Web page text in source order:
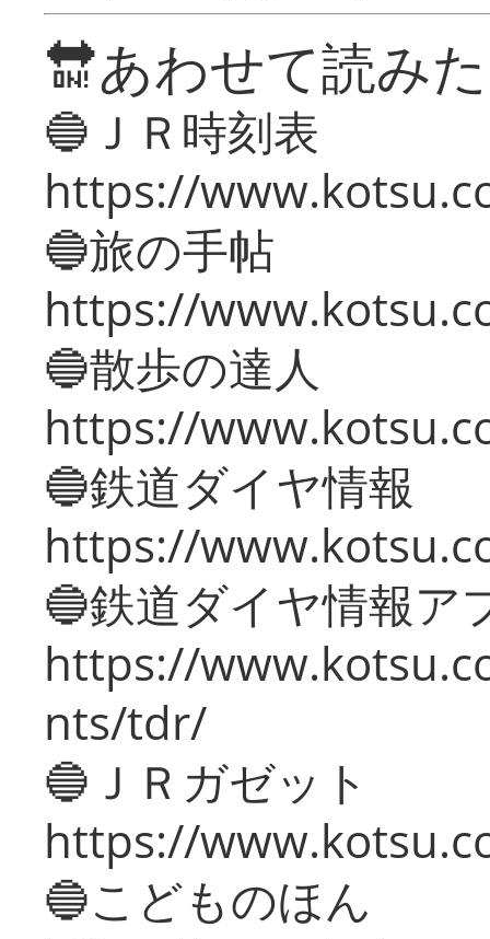
🔛あわせて読み
🔵ＪＲ時刻表
https://
🔵旅の手帖
https://
🔵散歩の達人
https://
🔵鉄道ダイヤ情報
https://
🔵鉄道ダイヤ情報ア
https://
nts/tdr/
🔵ＪＲガゼット
https://
🔵こどものほん